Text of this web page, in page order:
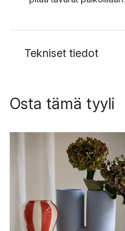
Tekniset tiedot
Osta tämä tyyli